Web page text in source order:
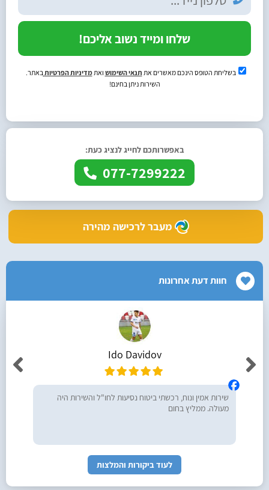
שלחו ומייד נשוב אליכם!
בשליחת הטופס הינכם מאשרים את תנאי השימוש ואתמדיניות הפרטיותבאתר.
השירות ניתן בחינם!
באפשרותכם לחייג לנציג כעת:
077-7299222
מעבר לרכישה מהירה
חוות דעת אחרונות
Ido Davidov
שירות אמין ונוח, רכשתי ביטוח נסיעות לחו"ל והשירות היה
מעולה. ממליץ בחום
לעוד ביקורות והמלצות